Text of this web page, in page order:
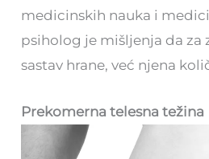
medicinskih nauka i
psiholog je mišljenja da za
sastav hrane, već njena
Prekomerna telesna težina